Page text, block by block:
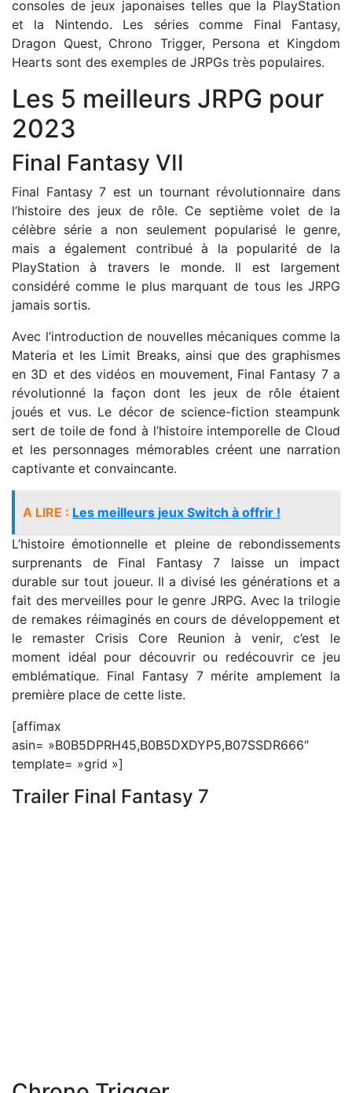
consoles de jeux japonaises telles que la PlayStation
et la Nintendo. Les séries comme Final Fantasy,
Dragon Quest, Chrono Trigger, Persona et Kingdom
Hearts sont des exemples de JRPGs très populaires.
Les 5 meilleurs JRPG pour
2023
Final Fantasy VII
Final Fantasy 7 est un tournant révolutionnaire dans
l’histoire des jeux de rôle. Ce septième volet de la
célèbre série a non seulement popularisé le genre,
mais a également contribué à la popularité de la
PlayStation à travers le monde. Il est largement
considéré comme le plus marquant de tous les JRPG
jamais sortis.
Avec l’introduction de nouvelles mécaniques comme la
Materia et les Limit Breaks, ainsi que des graphismes
en 3D et des vidéos en mouvement, Final Fantasy 7 a
révolutionné la façon dont les jeux de rôle étaient
joués et vus. Le décor de science-fiction steampunk
sert de toile de fond à l’histoire intemporelle de Cloud
et les personnages mémorables créent une narration
captivante et convaincante.
A LIRE : Les meilleurs jeux Switch à offrir !
L’histoire émotionnelle et pleine de rebondissements
surprenants de Final Fantasy 7 laisse un impact
durable sur tout joueur. Il a divisé les générations et a
fait des merveilles pour le genre JRPG. Avec la trilogie
de remakes réimaginés en cours de développement et
le remaster Crisis Core Reunion à venir, c’est le
moment idéal pour découvrir ou redécouvrir ce jeu
emblématique. Final Fantasy 7 mérite amplement la
première place de cette liste.
[affimax
asin= »B0B5DPRH45,B0B5DXDYP5,B07SSDR666″
template= »grid »]
Trailer Final Fantasy 7